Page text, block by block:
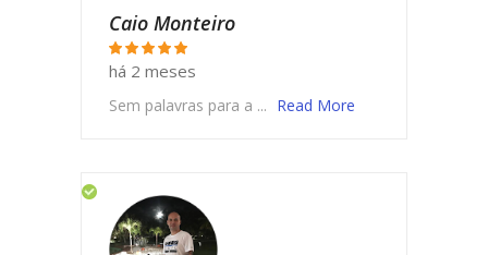
Caio Monteiro
há 2 meses
Sem palavras para a ... Read More